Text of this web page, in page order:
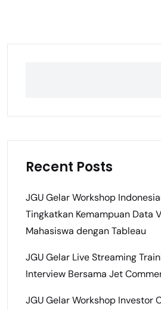
Recent Posts
JGU Gelar Workshop
Tingkatkan Kemampuan Data
Mahasiswa dengan Tableau
JGU Gelar Live Streaming
Interview Bersama Jet
JGU Gelar Workshop Investor